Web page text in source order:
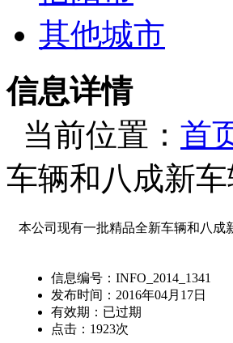
其他城市
信息详情
当前位置： 首
车辆和八成新
本公司现有一批精品全新车辆和八成
信息编号： INFO_2014_1341
发布时间： 2016年04月17日
有效期： 已过期
点击： 1923次